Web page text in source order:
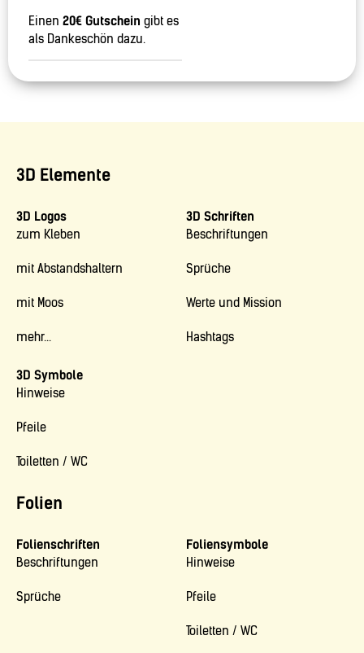
Einen 20€ Gutschein gibt es
als Dankeschön dazu.
3D Elemente
Folien
3D Logos
zum Kleben
mit Abstandshaltern
mit Moos
mehr...
3D Schriften
Beschriftungen
Sprüche
Werte und Mission
Hashtags
3D Symbole
Hinweise
Pfeile
Toiletten / WC
Folienschriften
Beschriftungen
Sprüche
Foliensymbole
Hinweise
Pfeile
Toiletten / WC